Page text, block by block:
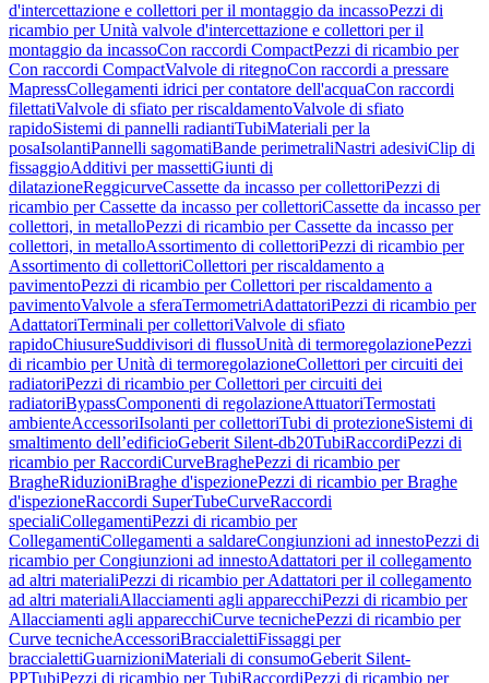
d'intercettazione e collettori per il montaggio da incassoPezzi di
ricambio per Unità valvole d'intercettazione e collettori per il
montaggio da incassoCon raccordi CompactPezzi di ricambio per
Con raccordi CompactValvole di ritegnoCon raccordi a pressare
MapressCollegamenti idrici per contatore dell'acquaCon raccordi
filettatiValvole di sfiato per riscaldamentoValvole di sfiato
rapidoSistemi di pannelli radiantiTubiMateriali per la
posaIsolantiPannelli sagomatiBande perimetraliNastri adesiviClip di
fissaggioAdditivi per massettiGiunti di
dilatazioneReggicurveCassette da incasso per collettoriPezzi di
ricambio per Cassette da incasso per collettoriCassette da incasso per
collettori, in metalloPezzi di ricambio per Cassette da incasso per
collettori, in metalloAssortimento di collettoriPezzi di ricambio per
Assortimento di collettoriCollettori per riscaldamento a
pavimentoPezzi di ricambio per Collettori per riscaldamento a
pavimentoValvole a sferaTermometriAdattatoriPezzi di ricambio per
AdattatoriTerminali per collettoriValvole di sfiato
rapidoChiusureSuddivisori di flussoUnità di termoregolazionePezzi
di ricambio per Unità di termoregolazioneCollettori per circuiti dei
radiatoriPezzi di ricambio per Collettori per circuiti dei
radiatoriBypassComponenti di regolazioneAttuatoriTermostati
ambienteAccessoriIsolanti per collettoriTubi di protezioneSistemi di
smaltimento dell’edificioGeberit Silent-db20TubiRaccordiPezzi di
ricambio per RaccordiCurveBraghePezzi di ricambio per
BragheRiduzioniBraghe d'ispezionePezzi di ricambio per Braghe
d'ispezioneRaccordi SuperTubeCurveRaccordi
specialiCollegamentiPezzi di ricambio per
CollegamentiCollegamenti a saldareCongiunzioni ad innestoPezzi di
ricambio per Congiunzioni ad innestoAdattatori per il collegamento
ad altri materialiPezzi di ricambio per Adattatori per il collegamento
ad altri materialiAllacciamenti agli apparecchiPezzi di ricambio per
Allacciamenti agli apparecchiCurve tecnichePezzi di ricambio per
Curve tecnicheAccessoriBraccialettiFissaggi per
braccialettiGuarnizioniMateriali di consumoGeberit Silent-
PPTubiPezzi di ricambio per TubiRaccordiPezzi di ricambio per